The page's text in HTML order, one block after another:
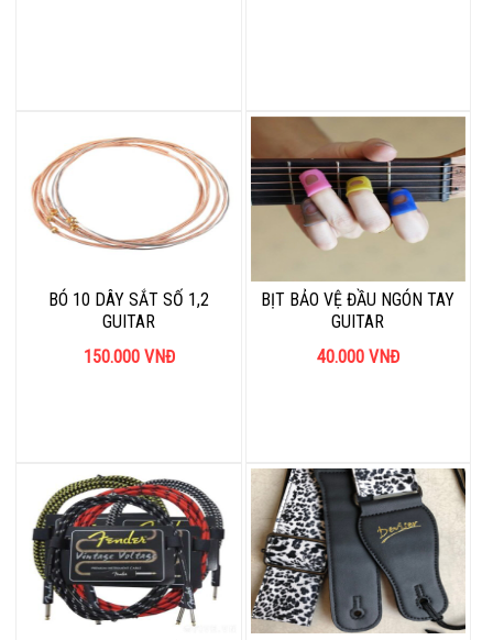
BÓ 10 DÂY SẮT SỐ 1,2
GUITAR
150.000VNĐ
BỊT BẢO VỆ ĐẦU NGÓN TAY
GUITAR
40.000VNĐ